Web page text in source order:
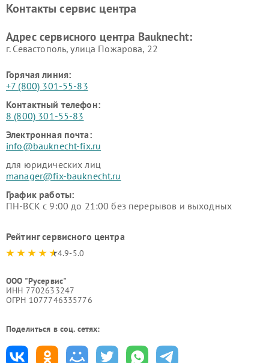
Контакты сервис центра
Адрес сервисного центра Bauknecht:
г. Севастополь, улица Пожарова, 22
Горячая линия:
+7 (800) 301-55-83
Контактный телефон:
8 (800) 301-55-83
Электронная почта:
info@bauknecht-fix.ru
для юридических лиц
manager@fix-bauknecht.ru
График работы:
ПН-ВСК с 9:00 до 21:00 без перерывов и выходных
Рейтинг сервисного центра
4.9-5.0
ООО "Русервис"
ИНН 7702633247
ОГРН 1077746335776
Поделиться в соц. сетях: